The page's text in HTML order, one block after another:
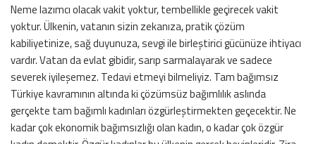
Neme lazımcı olacak vakit yoktur, tembellikle geçirecek vakit
yoktur. Ülkenin, vatanın sizin zekanıza, pratik çözüm
kabiliyetinize, sağ duyunuza, sevgi ile birleştirici gücünüze ihtiyacı
vardır. Vatan da evlat gibidir, sarıp sarmalayarak ve sadece
severek iyileşemez. Tedavi etmeyi bilmeliyiz. Tam bağımsız
Türkiye kavramının altında ki çözümsüz bağımlılık aslında
gerçekte tam bağımlı kadınları özgürleştirmekten geçecektir. Ne
kadar çok ekonomik bağımsızlığı olan kadın, o kadar çok özgür